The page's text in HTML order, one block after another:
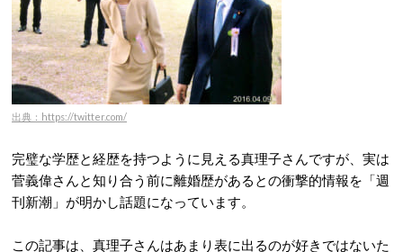
出典：https://twitter.com/
完璧な学歴と経歴を持つように見える真理子さんですが、実は
菅義偉さんと知り合う前に離婚歴があるとの衝撃的情報を「週
刊新潮」が明かし話題になっています。
この記事は、真理子さんはあまり表に出るのが好きではないた